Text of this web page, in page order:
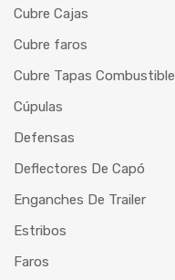
Cubre Cajas
Cubre faros
Cubre Tapas Combustible
Cúpulas
Defensas
Deflectores De Capó
Enganches De Trailer
Estribos
Faros